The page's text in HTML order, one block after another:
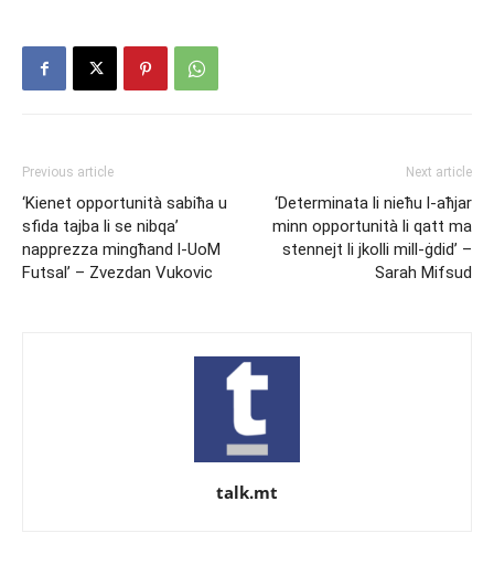
Previous article
‘Kienet opportunità sabiħa u
sfida tajba li se nibqa’
napprezza mingħand l-UoM
Futsal’ – Zvezdan Vukovic
Next article
‘Determinata li nieħu l-aħjar
minn opportunità li qatt ma
stennejt li jkolli mill-ġdid’ –
Sarah Mifsud
talk.mt